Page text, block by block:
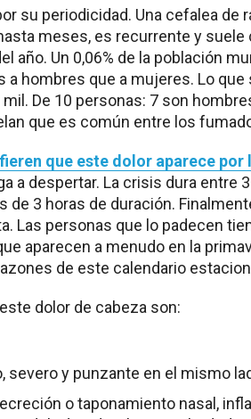
su periodicidad. Una cefalea de
meses, es recurrente y suele
año. Un 0,06% de la población
a hombres que a mujeres. Lo que
De 10 personas: 7 son
que es común entre los
que este dolor aparece por
a despertar. La crisis dura entre
de 3 horas de duración.
Las personas que lo padecen
aparecen a menudo en la
de este calendario
dolor de cabeza son:
severo y punzante en el mismo
o taponamiento nasal,